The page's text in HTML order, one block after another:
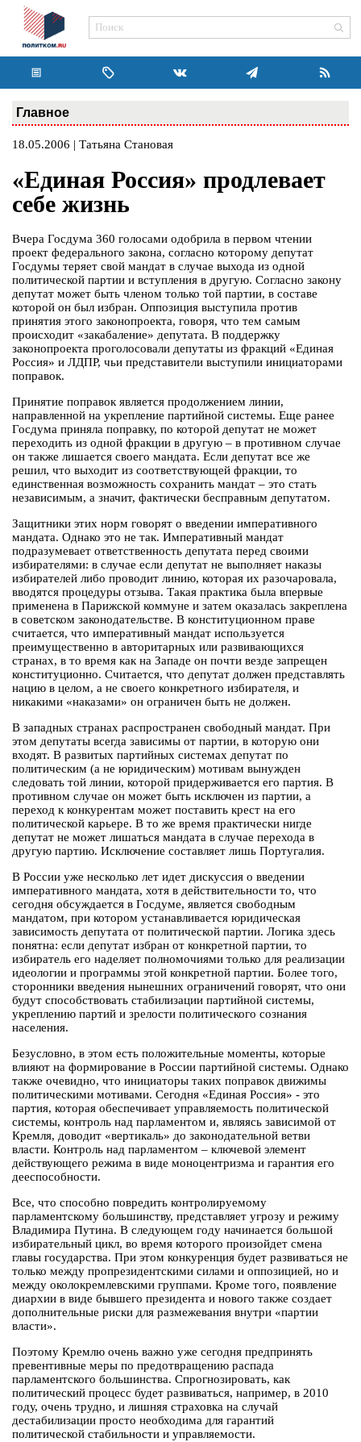
Главное
18.05.2006 | Татьяна Становая
«Единая Россия» продлевает
себе жизнь
Вчера Госдума 360 голосами одобрила в первом чтении
проект федерального закона, согласно которому депутат
Госдумы теряет свой мандат в случае выхода из одной
политической партии и вступления в другую. Согласно закону
депутат может быть членом только той партии, в составе
которой он был избран. Оппозиция выступила против
принятия этого законопроекта, говоря, что тем самым
происходит «закабаление» депутата. В поддержку
законопроекта проголосовали депутаты из фракций «Единая
Россия» и ЛДПР, чьи представители выступили инициаторами
поправок.
Принятие поправок является продолжением линии,
направленной на укрепление партийной системы. Еще ранее
Госдума приняла поправку, по которой депутат не может
переходить из одной фракции в другую – в противном случае
он также лишается своего мандата. Если депутат все же
решил, что выходит из соответствующей фракции, то
единственная возможность сохранить мандат – это стать
независимым, а значит, фактически бесправным депутатом.
Защитники этих норм говорят о введении императивного
мандата. Однако это не так. Императивный мандат
подразумевает ответственность депутата перед своими
избирателями: в случае если депутат не выполняет наказы
избирателей либо проводит линию, которая их разочаровала,
вводятся процедуры отзыва. Такая практика была впервые
применена в Парижской коммуне и затем оказалась закреплена
в советском законодательстве. В конституционном праве
считается, что императивный мандат используется
преимущественно в авторитарных или развивающихся
странах, в то время как на Западе он почти везде запрещен
конституционно. Считается, что депутат должен представлять
нацию в целом, а не своего конкретного избирателя, и
никакими «наказами» он ограничен быть не должен.
В западных странах распространен свободный мандат. При
этом депутаты всегда зависимы от партии, в которую они
входят. В развитых партийных системах депутат по
политическим (а не юридическим) мотивам вынужден
следовать той линии, которой придерживается его партия. В
противном случае он может быть исключен из партии, а
переход к конкурентам может поставить крест на его
политической карьере. В то же время практически нигде
депутат не может лишаться мандата в случае перехода в
другую партию. Исключение составляет лишь Португалия.
В России уже несколько лет идет дискуссия о введении
императивного мандата, хотя в действительности то, что
сегодня обсуждается в Госдуме, является свободным
мандатом, при котором устанавливается юридическая
зависимость депутата от политической партии. Логика здесь
понятна: если депутат избран от конкретной партии, то
избиратель его наделяет полномочиями только для реализации
идеологии и программы этой конкретной партии. Более того,
сторонники введения нынешних ограничений говорят, что они
будут способствовать стабилизации партийной системы,
укреплению партий и зрелости политического сознания
населения.
Безусловно, в этом есть положительные моменты, которые
влияют на формирование в России партийной системы. Однако
также очевидно, что инициаторы таких поправок движимы
политическими мотивами. Сегодня «Единая Россия» - это
партия, которая обеспечивает управляемость политической
системы, контроль над парламентом и, являясь зависимой от
Кремля, доводит «вертикаль» до законодательной ветви
власти. Контроль над парламентом – ключевой элемент
действующего режима в виде моноцентризма и гарантия его
дееспособности.
Все, что способно повредить контролируемому
парламентскому большинству, представляет угрозу и режиму
Владимира Путина. В следующем году начинается большой
избирательный цикл, во время которого произойдет смена
главы государства. При этом конкуренция будет развиваться не
только между пропрезидентскими силами и оппозицией, но и
между околокремлевскими группами. Кроме того, появление
диархии в виде бывшего президента и нового также создает
дополнительные риски для размежевания внутри «партии
власти».
Поэтому Кремлю очень важно уже сегодня предпринять
превентивные меры по предотвращению распада
парламентского большинства. Спрогнозировать, как
политический процесс будет развиваться, например, в 2010
году, очень трудно, и лишняя страховка на случай
дестабилизации просто необходима для гарантий
политической стабильности и управляемости.